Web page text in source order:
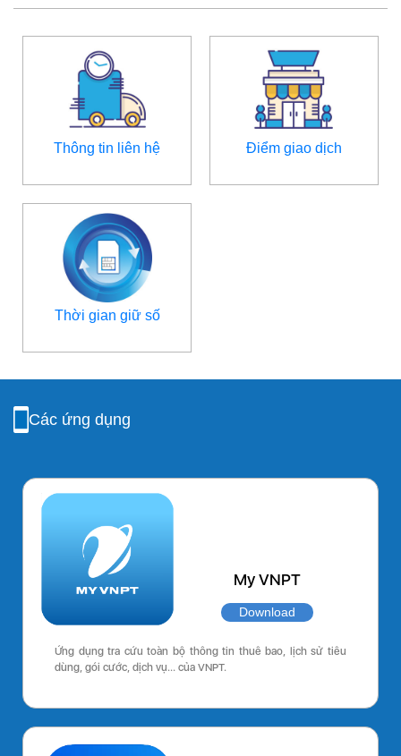
Thông tin liên hệ Điểm giao dịch
Thời gian giữ số
Các ứng dụng
My VNPT
Download
Ứng dụng tra cứu toàn bộ thông tin thuê bao, lịch sử tiêu
dùng, gói cước, dịch vụ… của VNPT.